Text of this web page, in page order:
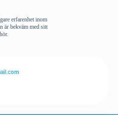
erfarenhet inom
är bekväm med sitt